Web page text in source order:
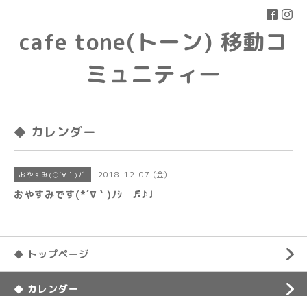
cafe tone(トーン) 移動コ
ミュニティー
◆ カレンダー
おやすみ(○´∀｀)ﾉﾞ 2018-12-07 (金)
おやすみです(*´∇｀)ﾉｼ ♬♪♩
◆ トップページ
◆ カレンダー